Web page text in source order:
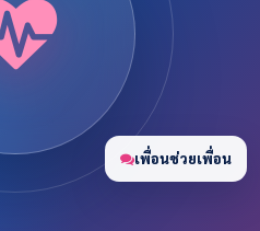
เพื่อนช่วยเพื่อน